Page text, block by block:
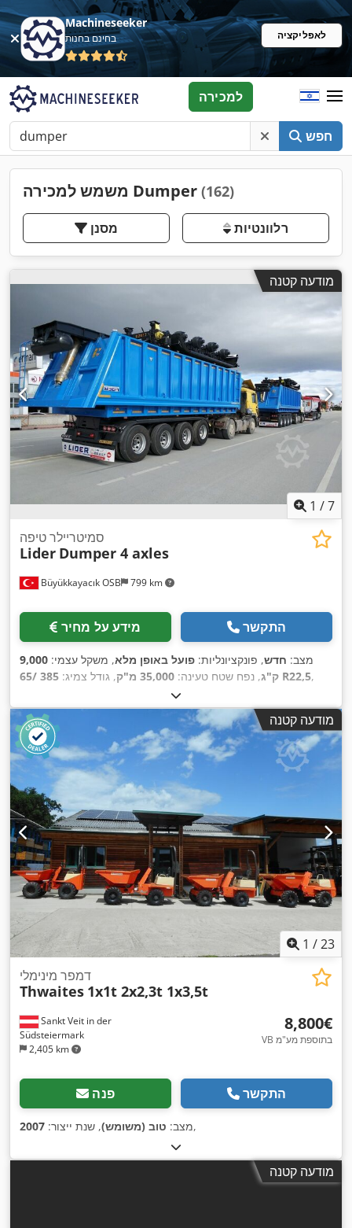
Machineseeker
בחינם בחנות לאפליקציה
חפש
למכירה
משמש למכירה Dumper (162)
מסנן רלוונטיות
מודעה קטנה
1 /7
Büyükkayacık OSB 799 km
סמיטריילר טיפה
Lider Dumper 4 axles
מידע על מחיר התקשר
מצב: חדש, פונקציונליות: פועל באופן מלא, משקל עצמי: 9,000
ק"ג, נפח שטח טעינה: 35,000 מ"ק , גודל צמיג: 385 /65 R22,5,
, משקל תפעולי:
ציוד:מערכת בלימה למניעת נעילה (ABS),
מודעה קטנה
1 /23
Sankt Veit in der
Südsteiermark
2,405 km
דמפר מינימלי
Thwaites 1x1t 2x2,3t 1x3,5t
‏8,800 ‏€
VB בתוספת מע"מ
פנה התקשר
מצב: טוב (משומש), שנת ייצור: 2007 ,
מודעה קטנה